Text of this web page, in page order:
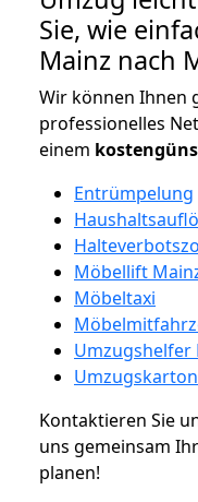
Sie, wie
Mainz nach
Wir können Ihnen
professionelles
einem
Entrümpelung
Möbellift
Möbeltaxi
Umzugshelfer
Kontaktieren Sie
uns gemeinsam
planen!